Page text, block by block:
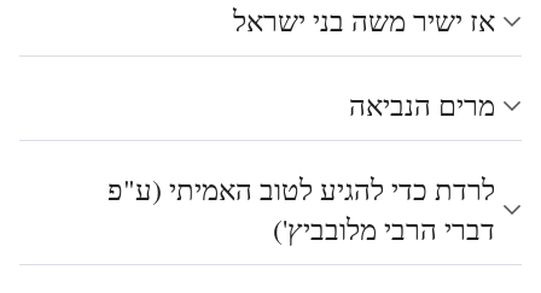
אז ישיר משה בני ישראל
מרים הנביאה
לרדת כדי להגיע לטוב האמיתי (ע"פ
דברי הרבי מלובביץ')